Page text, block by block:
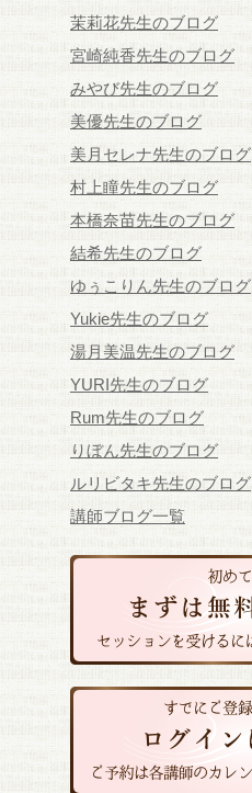
茉莉花先生のブログ
宮崎純香先生のブログ
みやび先生のブログ
美優先生のブログ
美月セレナ先生のブログ
村上瞳先生のブログ
本橋奈苗先生のブログ
結希先生のブログ
ゆぅこりん先生のブログ
Yukie先生のブログ
湯月美温先生のブログ
YURI先生のブログ
Rum先生のブログ
りぼん先生のブログ
ルリビタキ先生のブログ
講師ブログ一覧